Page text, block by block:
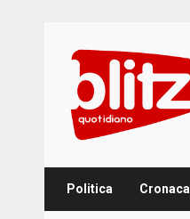
content
Politica Cronaca